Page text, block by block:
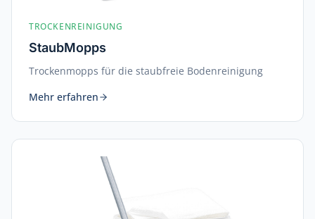
TROCKENREINIGUNG
StaubMopps
Trockenmopps für die staubfreie Bodenreinigung
Mehr erfahren